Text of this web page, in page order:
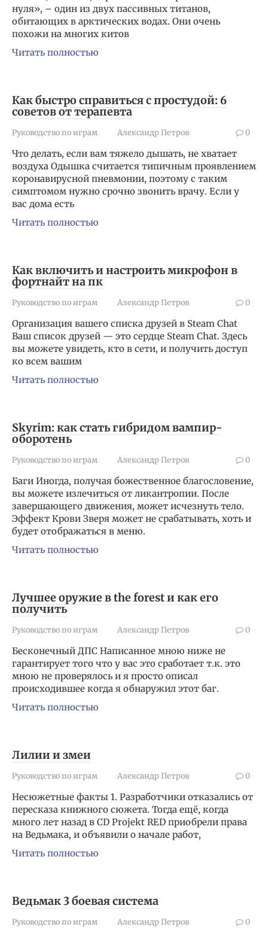
нуля», – один из двух пассивных титанов,
обитающих в арктических водах. Они очень
похожи на многих китов
Читать полностью
Как быстро справиться с простудой: 6
советов от терапевта
Руководство по играм Александр Петров 0
Что делать, если вам тяжело дышать, не хватает
воздуха Одышка считается типичным проявлением
коронавирусной пневмонии, поэтому с таким
симптомом нужно срочно звонить врачу. Если у
вас дома есть
Читать полностью
Как включить и настроить микрофон в
фортнайт на пк
Руководство по играм Александр Петров 0
Организация вашего списка друзей в Steam Chat
Ваш список друзей — это сердце Steam Chat. Здесь
вы можете увидеть, кто в сети, и получить доступ
ко всем вашим
Читать полностью
Skyrim: как стать гибридом вампир-
оборотень
Руководство по играм Александр Петров 0
Баги Иногда, получая божественное благословение,
вы можете излечиться от ликантропии. После
завершающего движения, может исчезнуть тело.
Эффект Крови Зверя может не срабатывать, хоть и
будет отображаться в меню.
Читать полностью
Лучшее оружие в the forest и как его
получить
Руководство по играм Александр Петров 0
Бесконечный ДПС Написанное мною ниже не
гарантирует того что у вас это сработает т.к. это
мною не проверялось и я просто описал
происходившее когда я обнаружил этот баг.
Читать полностью
Лилии и змеи
Руководство по играм Александр Петров 0
Несюжетные факты 1. Разработчики отказались от
пересказа книжного сюжета. Тогда ещё, когда
много лет назад в CD Projekt RED приобрели права
на Ведьмака, и объявили о начале работ,
Читать полностью
Ведьмак 3 боевая система
Руководство по играм Александр Петров 0